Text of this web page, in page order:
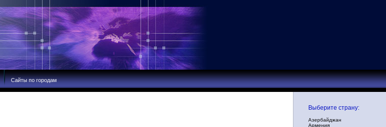
Сайты по городам
Выберите страну:
Азербайджан
Армения